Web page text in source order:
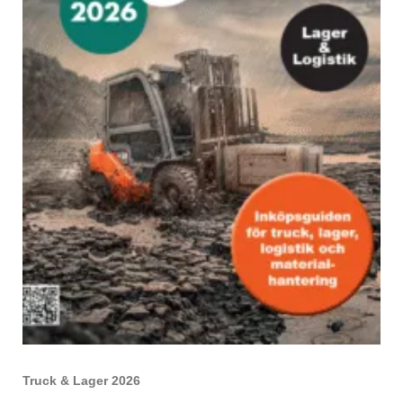
Truck & Lager 2026